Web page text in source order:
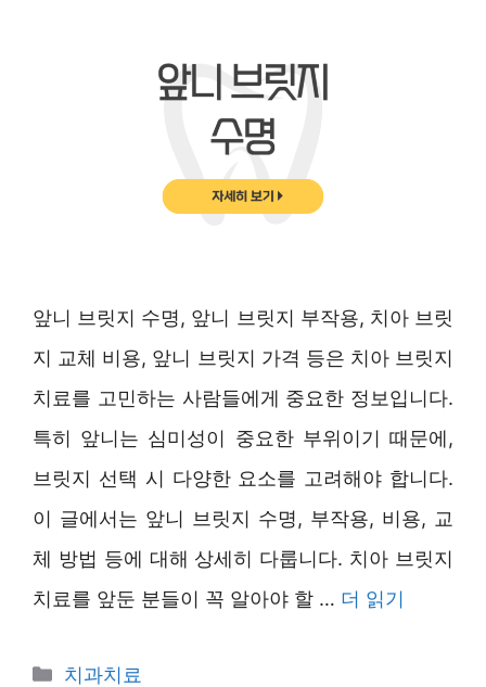
앞니 브릿지 수명, 앞니 브릿지 부작용, 치아 브릿
지 교체 비용, 앞니 브릿지 가격 등은 치아 브릿지
치료를 고민하는 사람들에게 중요한 정보입니다.
특히 앞니는 심미성이 중요한 부위이기 때문에,
브릿지 선택 시 다양한 요소를 고려해야 합니다.
이 글에서는 앞니 브릿지 수명, 부작용, 비용, 교
체 방법 등에 대해 상세히 다룹니다. 치아 브릿지
치료를 앞둔 분들이 꼭 알아야 할 … 더 읽기
카
치과치료